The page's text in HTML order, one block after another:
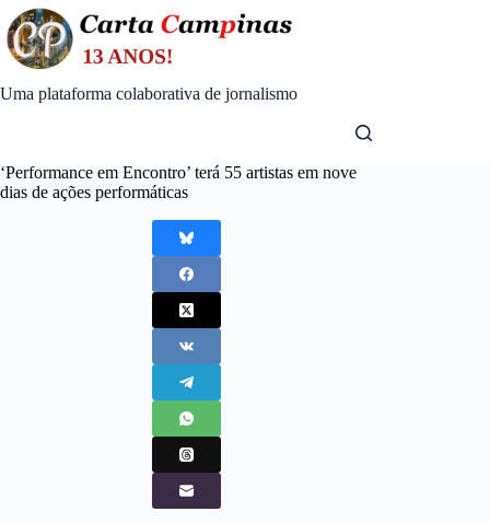
Skip
to
content
Uma plataforma colaborativa de jornalismo
‘Performance em Encontro’ terá 55 artistas em nove
dias de ações performáticas